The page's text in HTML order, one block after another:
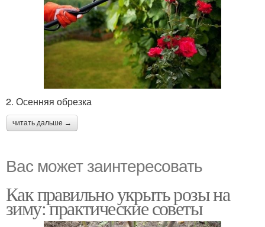
2. Осенняя обрезка
читать дальше →
Вас может заинтересовать
Как правильно укрыть розы на
зиму: практические советы